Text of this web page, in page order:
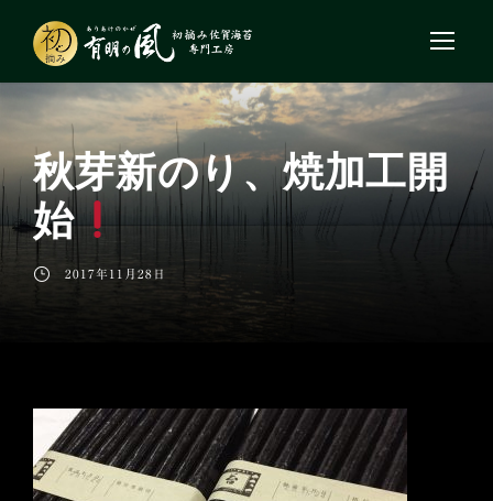
秋芽新のり、焼加工開
始
2017年11月28日